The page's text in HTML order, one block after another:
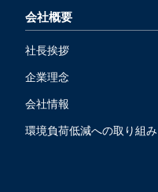
会社概要
社長挨拶
企業理念
会社情報
環境負荷低減への取り組み